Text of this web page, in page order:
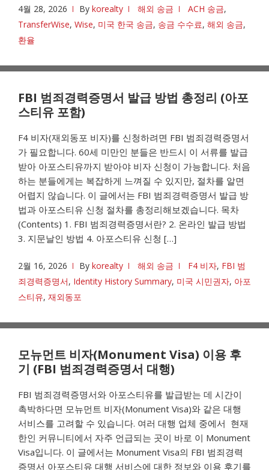
4월 28, 2026 By korealty 해외 송금 ACH 송금,
TransferWise, Wise, 미국 한국 송금, 송금 수수료, 해외 송금,
환율
FBI 범죄경력증명서 발급 방법 총정리 (아포
스티유 포함)
F4 비자(재외동포 비자)를 신청하려면 FBI 범죄경력증명서
가 필요합니다. 60세 미만인 분들은 반드시 이 서류를 발급
받아 아포스티유까지 받아야 비자 신청이 가능합니다. 처음
하는 분들에게는 복잡하게 느껴질 수 있지만, 절차를 알면
어렵지 않습니다. 이 글에서는 FBI 범죄경력증명서 발급 방
법과 아포스티유 신청 절차를 총정리해보겠습니다. 목차
(Contents) 1. FBI 범죄경력증명서란? 2. 온라인 발급 방법
3. 지문날인 방법 4. 아포스티유 신청 […]
2월 16, 2026 By korealty 해외 송금 F4 비자, FBI 범
죄경력증명서, Identity History Summary, 미국 시민권자, 아포
스티유, 재외동포
모뉴먼트 비자(Monument Visa) 이용 후
기 (FBI 범죄경력증명서 대행)
FBI 범죄경력증명서와 아포스티유를 발급받는 데 시간이
촉박하다면 모뉴먼트 비자(Monument Visa)와 같은 대행
서비스를 고려할 수 있습니다. 여러 대행 업체 중에서 현재
한인 커뮤니티에서 자주 언급되는 곳이 바로 이 Monument
Visa입니다. 이 글에서는 Monument Visa의 FBI 범죄경력
증명서 아포스티유 대행 서비스에 대한 정보와 이용 후기를